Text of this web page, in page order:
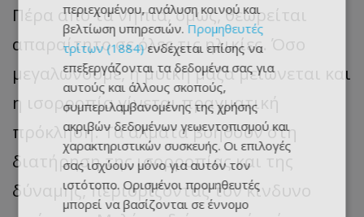
Πέρα από τα νήπια, όμως, θεωρείται
απαραίτητο σε όλες τις ηλικίες. Όσο
μεγαλώνουμε, η μυική μάζα μειώνεται και
η ισορροπία γίνεται πραγματική
πρόκληση. Τα άλματα βοηθούν στη
διατήρηση της ισορροπίας και της
δύναμης, περιορίζοντας τον κίνδυνο
περιεχομένου, ανάλυση κοινού και
βελτίωση υπηρεσιών.Προμηθευτές
τρίτων (1884)ενδέχεται επίσης να
επεξεργάζονται τα δεδομένα σας για
αυτούς και άλλους σκοπούς,
συμπεριλαμβανομένης της χρήσης
ακριβών δεδομένων γεωεντοπισμού και
χαρακτηριστικών συσκευής. Οι επιλογές
σας ισχύουν μόνο για αυτόν τον
ιστότοπο. Ορισμένοι προμηθευτές
μπορεί να βασίζονται σε έννομο